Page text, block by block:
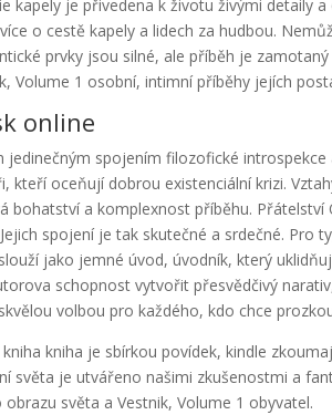
kapely je přivedena k životu živými detaily
o cestě kapely a lidech za hudbou.
prvky jsou silné, ale příběh je
Volume 1 osobní, intimní příběhy jejích
online
jedinečným spojením filozofické
kteří oceňují dobrou existenciální krizi.
bohatství a komplexnost příběhu.
spojení je tak skutečné a srdečné.
jako jemné úvod, úvodník, který
schopnost vytvořit přesvědčivý
volbou pro každého, kdo chce
kniha je sbírkou povídek, kindle
světa je utvářeno našimi zkušenostmi a
obrazu světa a Vestnik, Volume 1 obyvatel.